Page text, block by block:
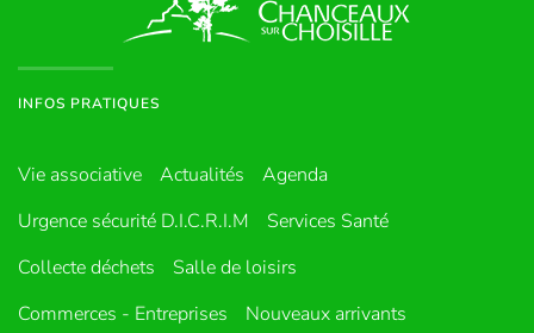
INFOS PRATIQUES
Vie associative Actualités
Agenda
Urgence sécurité D.I.C.R.I.M
Services Santé
Collecte déchets
Salle de loisirs
Commerces - Entreprises
Nouveaux arrivants